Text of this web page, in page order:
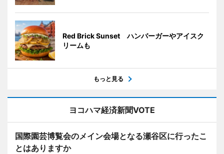
Red Brick Sunset ハンバーガーやアイスク
リームも
もっと見る
ヨコハマ経済新聞VOTE
国際園芸博覧会のメイン会場となる瀬谷区に行ったこ
とはありますか